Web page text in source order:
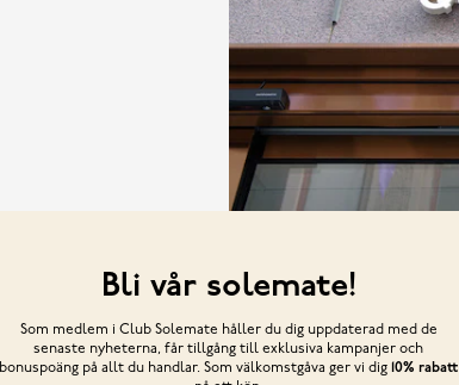
Bli vår solemate!
Som medlem i Club Solemate håller du dig uppdaterad med de
senaste nyheterna, får tillgång till exklusiva kampanjer och
bonuspoäng på allt du handlar. Som välkomstgåva ger vi dig 10% rabatt